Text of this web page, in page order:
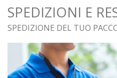
SPEDIZIONI E
SPEDIZIONE DEL TUO